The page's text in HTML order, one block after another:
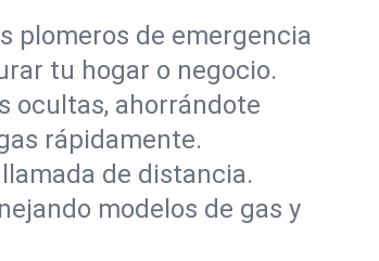
plomeros de emergencia
tu hogar o negocio.
ocultas, ahorrándote
rápidamente.
de distancia.
modelos de gas y